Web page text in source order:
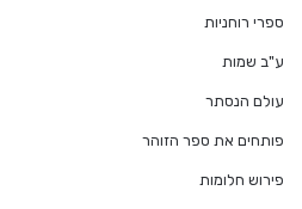
ספרי רוחניות
ע"ב שמות
עולם הנסתר
פותחים את ספר הזוהר
פירוש חלומות